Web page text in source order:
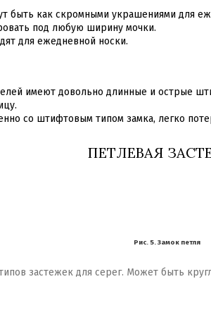
быть как скромными украшениями для
под любую ширину мочки.
для ежедневной носки.
имеют довольно длинные и острые
со штифтовым типом замка, легко
ПЕТЛЕВАЯ
Рис. 5. Замок петля
застежек для серег. Может быть